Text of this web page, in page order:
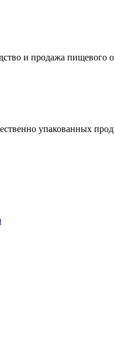
и продажа пищевого
упакованных